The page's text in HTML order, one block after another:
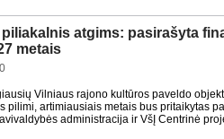
piliakalnis atgims: pasirašyta
metais
Vilniaus rajono kultūros paveldo
pilimi, artimiausiais metais bus pritaikytas
administracija ir VšĮ Centrinė